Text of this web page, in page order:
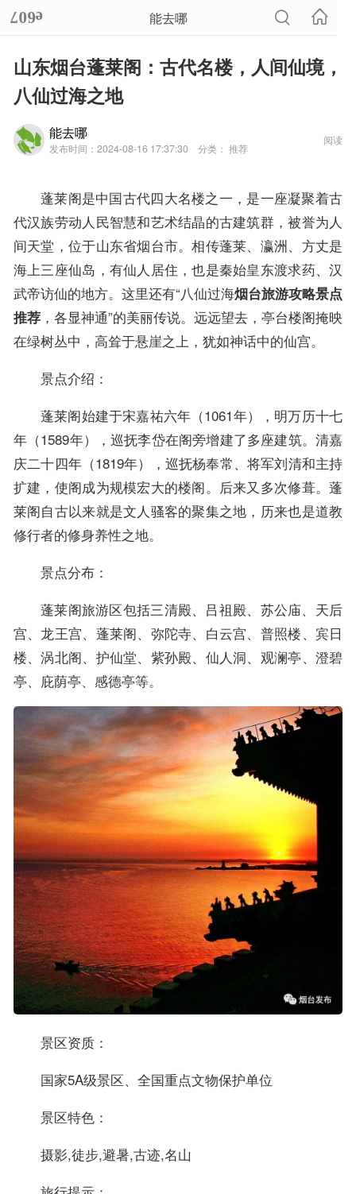
能去哪
山东烟台蓬莱阁：古代名楼，人间仙境，
八仙过海之地
能去哪
发布时间：2024-08-16 17:37:30 分类： 推荐
阅读
蓬莱阁是中国古代四大名楼之一，是一座凝聚着古
代汉族劳动人民智慧和艺术结晶的古建筑群，被誉为人
间天堂，位于山东省烟台市。相传蓬莱、瀛洲、方丈是
海上三座仙岛，有仙人居住，也是秦始皇东渡求药、汉
武帝访仙的地方。这里还有“八仙过海烟台旅游攻略景点
推荐，各显神通”的美丽传说。远远望去，亭台楼阁掩映
在绿树丛中，高耸于悬崖之上，犹如神话中的仙宫。
景点介绍：
蓬莱阁始建于宋嘉祐六年（1061年），明万历十七
年（1589年），巡抚李岱在阁旁增建了多座建筑。清嘉
庆二十四年（1819年），巡抚杨奉常、将军刘清和主持
扩建，使阁成为规模宏大的楼阁。后来又多次修葺。蓬
莱阁自古以来就是文人骚客的聚集之地，历来也是道教
修行者的修身养性之地。
景点分布：
蓬莱阁旅游区包括三清殿、吕祖殿、苏公庙、天后
宫、龙王宫、蓬莱阁、弥陀寺、白云宫、普照楼、宾日
楼、涡北阁、护仙堂、紫孙殿、仙人洞、观澜亭、澄碧
亭、庇荫亭、感德亭等。
景区资质：
国家5A级景区、全国重点文物保护单位
景区特色：
摄影,徒步,避暑,古迹,名山